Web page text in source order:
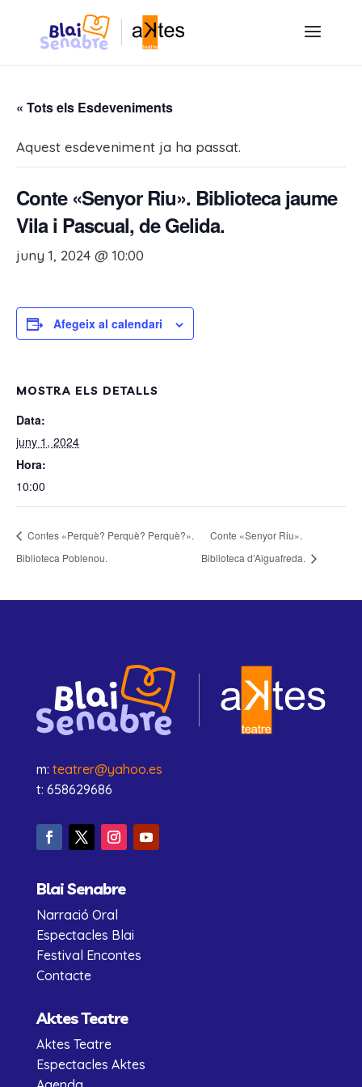
« Tots els Esdeveniments
Aquest esdeveniment ja ha passat.
Conte «Senyor Riu». Biblioteca jaume
Vila i Pascual, de Gelida.
juny 1, 2024 @ 10:00
Afegeix al calendari
MOSTRA ELS DETALLS
Data:
juny 1, 2024
Hora:
10:00
Contes «Perquè? Perquè? Perquè?».
Biblioteca Poblenou.
Conte «Senyor Riu».
Biblioteca d’Aiguafreda.
m: teatrer@yahoo.es
t: 658629686
Blai Senabre
Narració Oral
Espectacles Blai
Festival Encontes
Contacte
Aktes Teatre
Aktes Teatre
Espectacles Aktes